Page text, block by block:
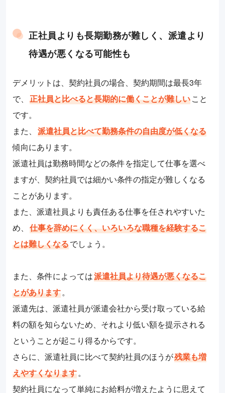
正社員よりも長期勤務が難しく、派遣より
待遇が悪くなる可能性も
デメリットは、契約社員の場合、契約期間は最長3年
で、 正社員と比べると長期的に働くことが難しいこと
です。
また、 派遣社員と比べて勤務条件の自由度が低くなる
傾向にあります。
派遣社員は勤務時間などの条件を指定して仕事を選べ
ますが、契約社員では細かい条件の指定が難しくなる
ことがあります。
また、派遣社員よりも責任ある仕事を任されやすいた
め、 仕事を辞めにくく、いろいろな職種を経験するこ
とは難しくなるでしょう。
また、条件によっては派遣社員より待遇が悪くなるこ
とがあります。
派遣先は、派遣社員が派遣会社から受け取っている給
料の額を知らないため、それより低い額を提示される
ということが起こり得るからです。
さらに、派遣社員に比べて契約社員のほうが残業も増
えやすくなります。
契約社員になって単純にお給料が増えたように思えて